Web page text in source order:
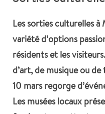
Les sorties culturelles
variété d’options
résidents et les
d’art, de musique ou
10 mars regorge
Les musées locaux